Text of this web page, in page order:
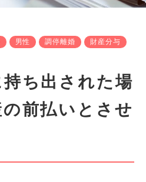
男性 調停離婚
財産分与
ち出された場
前払いとさせ